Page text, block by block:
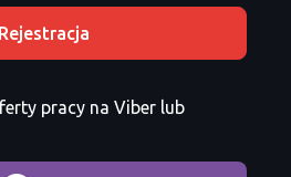
Rejestracja
pracy na Viber lub